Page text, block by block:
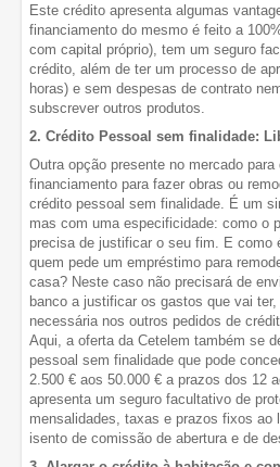
Este crédito apresenta algumas
financiamento do mesmo é feito a
com capital próprio), tem um seguro
crédito, além de ter um processo de
horas) e sem despesas de contrato
subscrever outros produtos.
2. Crédito Pessoal sem finalidade:
Outra opção presente no mercado
financiamento para fazer obras ou
crédito pessoal sem finalidade. É um
mas com uma especificidade: como o
precisa de justificar o seu fim. E como
quem pede um empréstimo para
casa? Neste caso não precisará de
banco a justificar os gastos que vai
necessária nos outros pedidos de
Aqui, a oferta da Cetelem também se
pessoal sem finalidade que pode
2.500 € aos 50.000 € a prazos dos 12
apresenta um seguro facultativo de
mensalidades, taxas e prazos fixos ao
isento de comissão de abertura e de